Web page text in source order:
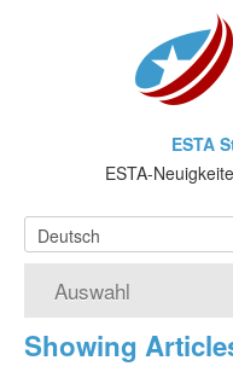
ESTA
ESTA-
Auswahl
Home
Showing